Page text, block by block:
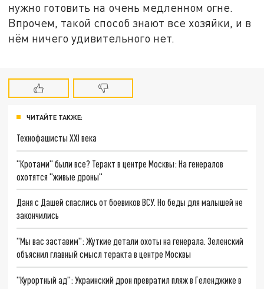
нужно готовить на очень медленном огне.
Впрочем, такой способ знают все хозяйки, и в
нём ничего удивительного нет.
ЧИТАЙТЕ ТАКЖЕ:
Технофашисты XXI века
"Кротами" были все? Теракт в центре Москвы: На генералов
охотятся "живые дроны"
Даня с Дашей спаслись от боевиков ВСУ. Но беды для малышей не
закончились
"Мы вас заставим": Жуткие детали охоты на генерала. Зеленский
объяснил главный смысл теракта в центре Москвы
"Курортный ад": Украинский дрон превратил пляж в Геленджике в